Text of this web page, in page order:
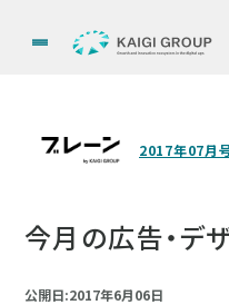
2017年07月
今月の広告・デ
公開日:2017年6月06日